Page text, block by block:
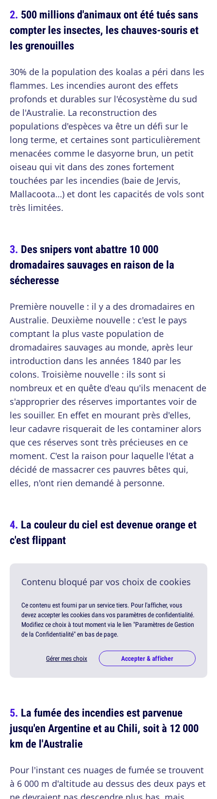
500 millions d'animaux ont été tués sans
compter les insectes, les chauves-souris et
les grenouilles
30% de la population des koalas a péri dans les
flammes. Les incendies auront des effets
profonds et durables sur l'écosystème du sud
de l'Australie. La reconstruction des
populations d'espèces va être un défi sur le
long terme, et certaines sont particulièrement
menacées comme le dasyorne brun, un petit
oiseau qui vit dans des zones fortement
touchées par les incendies (baie de Jervis,
Mallacoota…) et dont les capacités de vols sont
très limitées.
Des snipers vont abattre 10 000
dromadaires sauvages en raison de la
sécheresse
Première nouvelle : il y a des dromadaires en
Australie. Deuxième nouvelle : c'est le pays
comptant la plus vaste population de
dromadaires sauvages au monde, après leur
introduction dans les années 1840 par les
colons. Troisième nouvelle : ils sont si
nombreux et en quête d'eau qu'ils menacent de
s'approprier des réserves importantes voir de
les souiller. En effet en mourant près d'elles,
leur cadavre risquerait de les contaminer alors
que ces réserves sont très précieuses en ce
moment. C'est la raison pour laquelle l'état a
décidé de massacrer ces pauvres bêtes qui,
elles, n'ont rien demandé à personne.
La couleur du ciel est devenue orange et
c'est flippant
Contenu bloqué par vos choix de cookies
Ce contenu est fourni par un service tiers. Pour l'afficher, vous
devez accepter les cookies dans vos paramètres de confidentialité.
Modifiez ce choix à tout moment via le lien "Paramètres de Gestion
de la Confidentialité" en bas de page.
Gérer mes choix Accepter & afficher
La fumée des incendies est parvenue
jusqu'en Argentine et au Chili, soit à 12 000
km de l'Australie
Pour l'instant ces nuages de fumée se trouvent
à 6 000 m d'altitude au dessus des deux pays et